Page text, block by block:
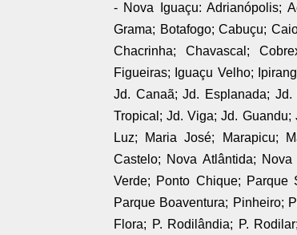
- Nova Iguaçu: Adrianópolis;
Grama; Botafogo; Cabuçu;
Chacrinha; Chavascal;
Figueiras; Iguaçu Velho;
Jd. Canaã; Jd. Esplanada;
Tropical; Jd. Viga; Jd.
Luz; Maria José; Marapicu;
Castelo; Nova Atlântida;
Verde; Ponto Chique; Parque
Parque Boaventura; Pinheiro;
Flora; P. Rodilândia; P.